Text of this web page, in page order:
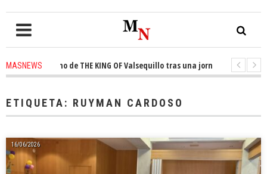
MASNEWS
de THE KING OF Valsequillo tras una jornada de baloncesto urbano
ETIQUETA: RUYMAN CARDOSO
16/06/2026